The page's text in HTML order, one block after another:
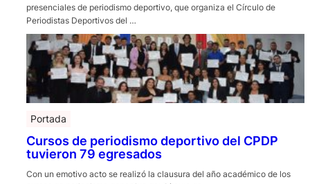
presenciales de periodismo deportivo, que organiza el Círculo de
Periodistas Deportivos del …
Portada
Cursos de periodismo deportivo del CPDP
tuvieron 79 egresados
Con un emotivo acto se realizó la clausura del año académico de los